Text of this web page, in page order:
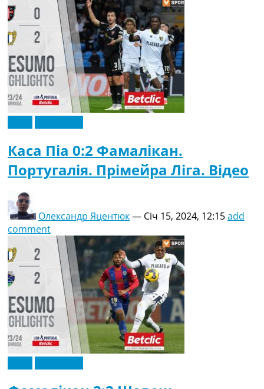
Каса Піа 0:2 Фамалікан.
Португалія. Прімейра Ліга. Відео
Олександр Яцентюк— Січ 15, 2024, 12:15add
comment